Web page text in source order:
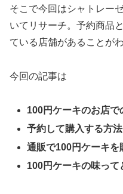
そこで今回はシャトレー
いてリサーチ。予約商品
ている店舗があることが
今回の記事は
100円ケーキのお店で
予約して購入する方法
通販で100円ケーキを
100円ケーキの味って